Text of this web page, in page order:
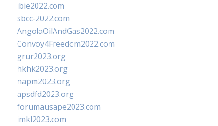
ibie2022.com
sbcc-2022.com
AngolaOilAndGas2022.com
Convoy4Freedom2022.com
grur2023.org
hkhk2023.org
napm2023.org
apsdfd2023.org
forumausape2023.com
imkl2023.com